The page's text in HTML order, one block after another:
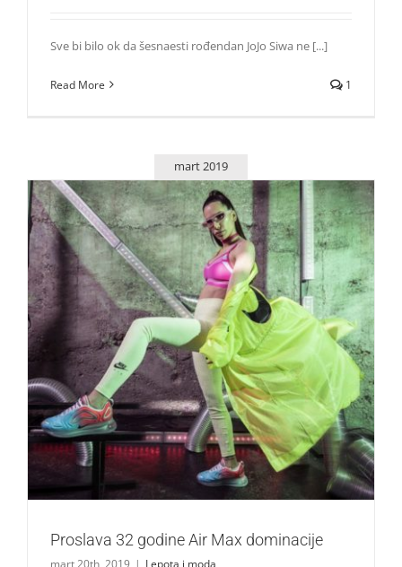
Sve bi bilo ok da šesnaesti rođendan JoJo Siwa ne [...]
Read More 1
mart 2019
Proslava 32 godine Air Max dominacije
Lepota i moda
Proslava 32 godine Air Max dominacije
mart 20th, 2019 | Lepota i moda